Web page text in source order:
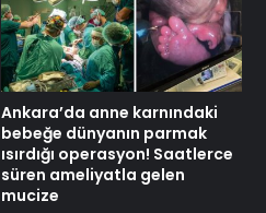
Ankara’da anne karnındaki
bebeğe dünyanın parmak
ısırdığı operasyon! Saatlerce
süren ameliyatla gelen
mucize